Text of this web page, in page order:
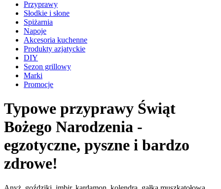
Przyprawy
Słodkie i słone
Spiżarnia
Napoje
Akcesoria kuchenne
Produkty azjatyckie
DIY
Sezon grillowy
Marki
Promocje
Typowe przyprawy Świąt
Bożego Narodzenia -
egzotyczne, pyszne i bardzo
zdrowe!